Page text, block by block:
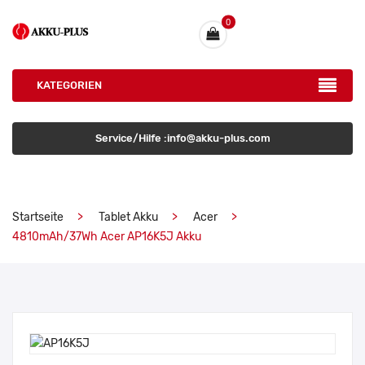
0
KATEGORIEN
Service/Hilfe :info@akku-plus.com
Startseite Tablet Akku
Acer
4810mAh/37Wh Acer AP16K5J Akku